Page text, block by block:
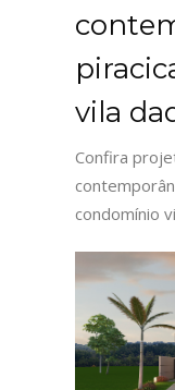
vila
Confira
condomínio